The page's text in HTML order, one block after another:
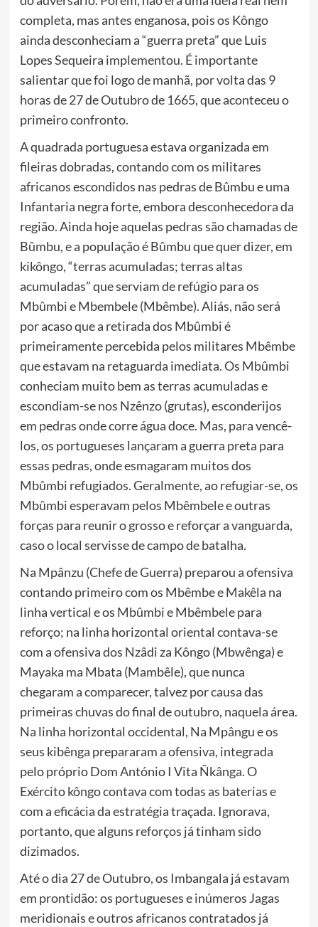
completa, mas antes enganosa, pois os Kôngo
ainda desconheciam a “guerra preta” que Luis
Lopes Sequeira implementou. É importante
salientar que foi logo de manhã, por volta das 9
horas de 27 de Outubro de 1665, que aconteceu o
primeiro confronto.
A quadrada portuguesa estava organizada em
fileiras dobradas, contando com os militares
africanos escondidos nas pedras de Bûmbu e uma
Infantaria negra forte, embora desconhecedora da
região. Ainda hoje aquelas pedras são chamadas de
Bûmbu, e a população é Bûmbu que quer dizer, em
kikôngo, “terras acumuladas; terras altas
acumuladas” que serviam de refúgio para os
Mbûmbi e Mbembele (Mbêmbe). Aliás, não será
por acaso que a retirada dos Mbûmbi é
primeiramente percebida pelos militares Mbêmbe
que estavam na retaguarda imediata. Os Mbûmbi
conheciam muito bem as terras acumuladas e
escondiam-se nos Nzênzo (grutas), esconderijos
em pedras onde corre água doce. Mas, para vencê-
los, os portugueses lançaram a guerra preta para
essas pedras, onde esmagaram muitos dos
Mbûmbi refugiados. Geralmente, ao refugiar-se, os
Mbûmbi esperavam pelos Mbêmbele e outras
forças para reunir o grosso e reforçar a vanguarda,
caso o local servisse de campo de batalha.
Na Mpânzu (Chefe de Guerra) preparou a ofensiva
contando primeiro com os Mbêmbe e Makêla na
linha vertical e os Mbûmbi e Mbêmbele para
reforço; na linha horizontal oriental contava-se
com a ofensiva dos Nzâdi za Kôngo (Mbwênga) e
Mayaka ma Mbata (Mambêle), que nunca
chegaram a comparecer, talvez por causa das
primeiras chuvas do final de outubro, naquela área.
Na linha horizontal occidental, Na Mpângu e os
seus kibênga prepararam a ofensiva, integrada
pelo próprio Dom António I Vita Ñkânga. O
Exército kôngo contava com todas as baterias e
com a eficácia da estratégia traçada. Ignorava,
portanto, que alguns reforços já tinham sido
dizimados.
Até o dia 27 de Outubro, os Imbangala já estavam
em prontidão: os portugueses e inúmeros Jagas
meridionais e outros africanos contratados já